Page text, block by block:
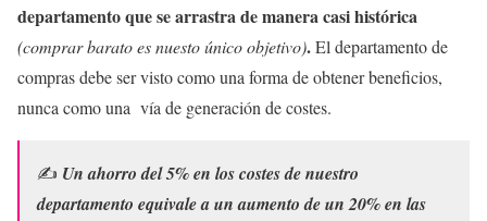
departamento que se arrastra de manera casi histórica
(comprar barato es nuesto único objetivo).El departamento de
compras debe ser visto como una forma de obtener beneficios,
nunca como una vía de generación de costes.
✍ Un ahorro del 5% en los costes de nuestro
departamento equivale a un aumento de un 20% en las